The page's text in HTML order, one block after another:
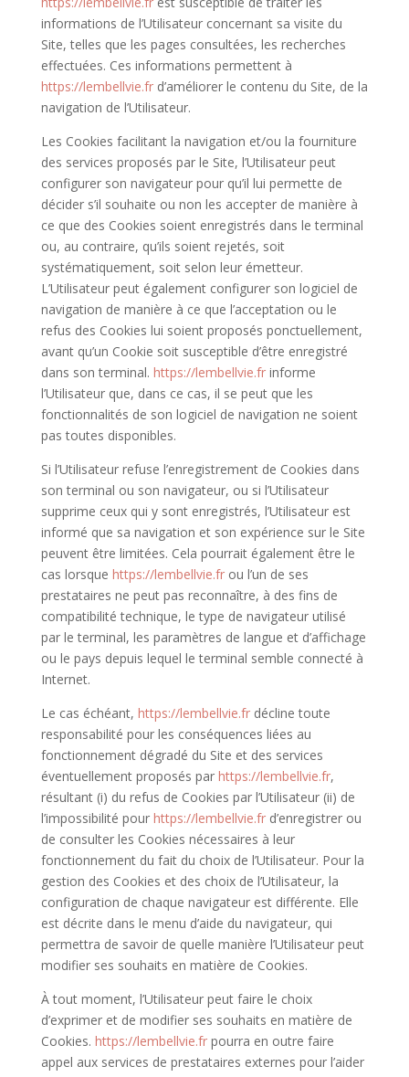
informations de l’Utilisateur concernant sa visite du
Site, telles que les pages consultées, les recherches
effectuées. Ces informations permettent à
https://lembellvie.frd’améliorer le contenu du Site, de la
navigation de l’Utilisateur.
Les Cookies facilitant la navigation et/ou la fourniture
des services proposés par le Site, l’Utilisateur peut
configurer son navigateur pour qu’il lui permette de
décider s’il souhaite ou non les accepter de manière à
ce que des Cookies soient enregistrés dans le terminal
ou, au contraire, qu’ils soient rejetés, soit
systématiquement, soit selon leur émetteur.
L’Utilisateur peut également configurer son logiciel de
navigation de manière à ce que l’acceptation ou le
refus des Cookies lui soient proposés ponctuellement,
avant qu’un Cookie soit susceptible d’être enregistré
dans son terminal. https://lembellvie.frinforme
l’Utilisateur que, dans ce cas, il se peut que les
fonctionnalités de son logiciel de navigation ne soient
pas toutes disponibles.
Si l’Utilisateur refuse l’enregistrement de Cookies dans
son terminal ou son navigateur, ou si l’Utilisateur
supprime ceux qui y sont enregistrés, l’Utilisateur est
informé que sa navigation et son expérience sur le Site
peuvent être limitées. Cela pourrait également être le
cas lorsque https://lembellvie.frou l’un de ses
prestataires ne peut pas reconnaître, à des fins de
compatibilité technique, le type de navigateur utilisé
par le terminal, les paramètres de langue et d’affichage
ou le pays depuis lequel le terminal semble connecté à
Internet.
Le cas échéant, https://lembellvie.frdécline toute
responsabilité pour les conséquences liées au
fonctionnement dégradé du Site et des services
éventuellement proposés par https://lembellvie.fr,
résultant (i) du refus de Cookies par l’Utilisateur (ii) de
l’impossibilité pour https://lembellvie.frd’enregistrer ou
de consulter les Cookies nécessaires à leur
fonctionnement du fait du choix de l’Utilisateur. Pour la
gestion des Cookies et des choix de l’Utilisateur, la
configuration de chaque navigateur est différente. Elle
est décrite dans le menu d’aide du navigateur, qui
permettra de savoir de quelle manière l’Utilisateur peut
modifier ses souhaits en matière de Cookies.
À tout moment, l’Utilisateur peut faire le choix
d’exprimer et de modifier ses souhaits en matière de
Cookies. https://lembellvie.frpourra en outre faire
appel aux services de prestataires externes pour l’aider